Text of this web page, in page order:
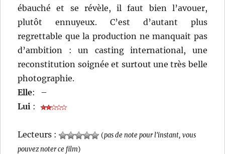
ébauché et se révèle, il faut bien l’avouer,
plutôt ennuyeux. C’est d’autant plus
regrettable que la production ne manquait pas
d’ambition : un casting international, une
reconstitution soignée et surtout une très belle
photographie.
Elle:
–
Lui :
Lecteurs : (pas de note pour l'instant, vous
pouvez noter ce film)